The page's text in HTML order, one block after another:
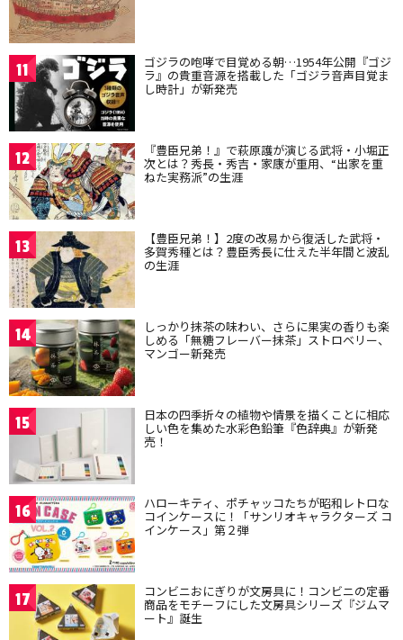
11 ゴジラの咆哮で目覚める朝…1954年公開『ゴジ
ラ』の貴重音源を搭載した「ゴジラ音声目覚ま
し時計」が新発売
12 『豊臣兄弟！』で萩原護が演じる武将・小堀正
次とは？秀長・秀吉・家康が重用、“出家を重
ねた実務派”の生涯
13 【豊臣兄弟！】2度の改易から復活した武将・
多賀秀種とは？豊臣秀長に仕えた半年間と波乱
の生涯
14 しっかり抹茶の味わい、さらに果実の香りも楽
しめる「無糖フレーバー抹茶」ストロベリー、
マンゴー新発売
15 日本の四季折々の植物や情景を描くことに相応
しい色を集めた水彩色鉛筆『色辞典』が新発
売！
16 ハローキティ、ポチャッコたちが昭和レトロな
コインケースに！「サンリオキャラクターズ コ
インケース」第２弾
17 コンビニおにぎりが文房具に！コンビニの定番
商品をモチーフにした文房具シリーズ『ジムマ
ート』誕生